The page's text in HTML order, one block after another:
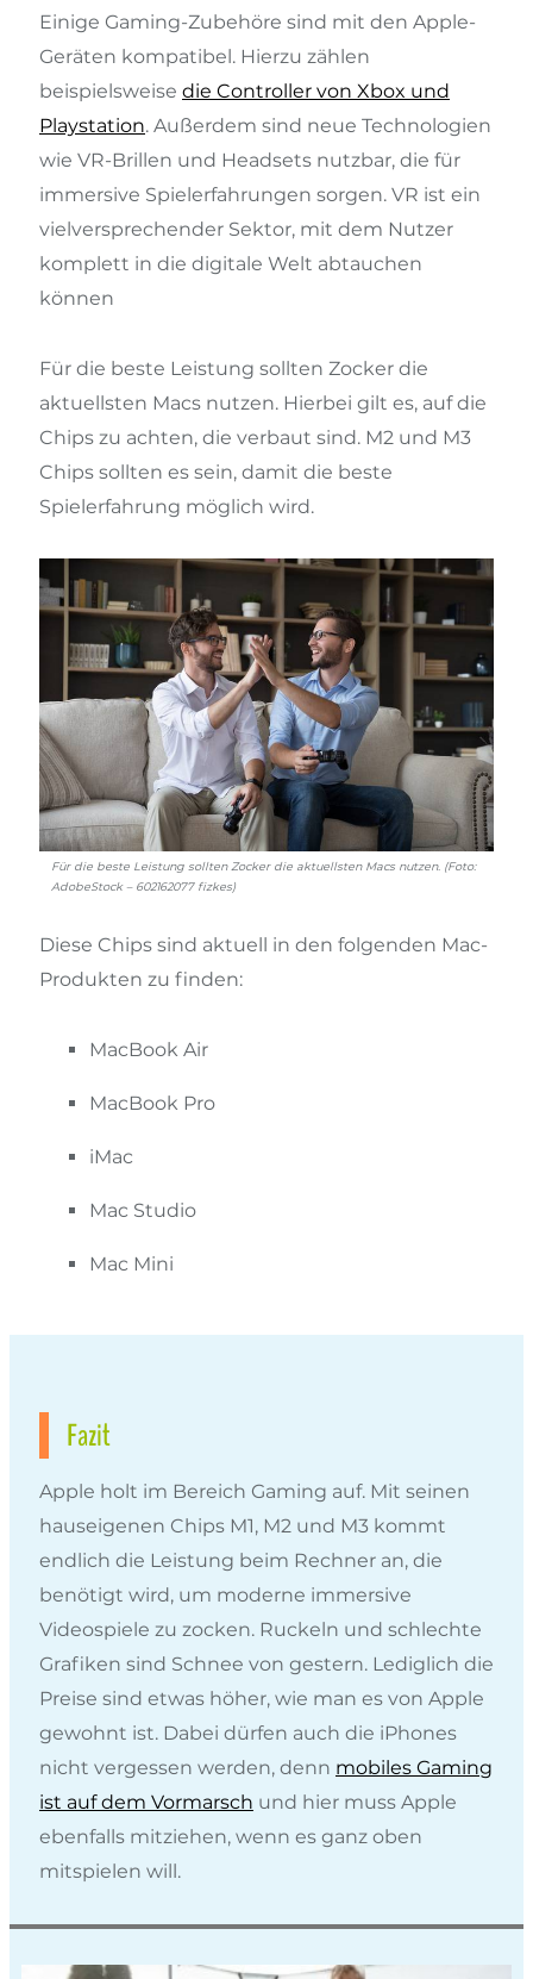
Einige Gaming-Zubehöre sind mit den Apple-
Geräten kompatibel. Hierzu zählen
beispielsweise die Controller von Xbox und
Playstation. Außerdem sind neue Technologien
wie VR-Brillen und Headsets nutzbar, die für
immersive Spielerfahrungen sorgen. VR ist ein
vielversprechender Sektor, mit dem Nutzer
komplett in die digitale Welt abtauchen
können
Für die beste Leistung sollten Zocker die
aktuellsten Macs nutzen. Hierbei gilt es, auf die
Chips zu achten, die verbaut sind. M2 und M3
Chips sollten es sein, damit die beste
Spielerfahrung möglich wird.
Für die beste Leistung sollten Zocker die aktuellsten Macs nutzen. (Foto:
AdobeStock – 602162077 fizkes)
Diese Chips sind aktuell in den folgenden Mac-
Produkten zu finden:
MacBook Air
MacBook Pro
iMac
Mac Studio
Mac Mini
Fazit
Apple holt im Bereich Gaming auf. Mit seinen
hauseigenen Chips M1, M2 und M3 kommt
endlich die Leistung beim Rechner an, die
benötigt wird, um moderne immersive
Videospiele zu zocken. Ruckeln und schlechte
Grafiken sind Schnee von gestern. Lediglich die
Preise sind etwas höher, wie man es von Apple
gewohnt ist. Dabei dürfen auch die iPhones
nicht vergessen werden, denn mobiles Gaming
ist auf dem Vormarsch und hier muss Apple
ebenfalls mitziehen, wenn es ganz oben
mitspielen will.